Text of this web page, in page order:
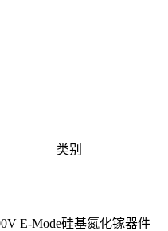
类别
E-Mode硅基氮化镓器件